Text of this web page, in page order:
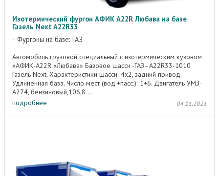
Изотермический фургон АФИК A22R Любава на базе
Газель Next A22R33
Фургоны на базе: ГАЗ
Автомобиль грузовой специальный с изотермическим кузовом
«АФИК-А22R «Любава» Базовое шасси -ГАЗ–А22R33-1010
Газель Next. Характеристики шасси: 4х2, задний привод.
Удлиненная база. Число мест (вод.+пасс.): 1+6. Двигатель УМЗ-
А274, бензиновый,106,8 ...
подробнее
04.11.2021